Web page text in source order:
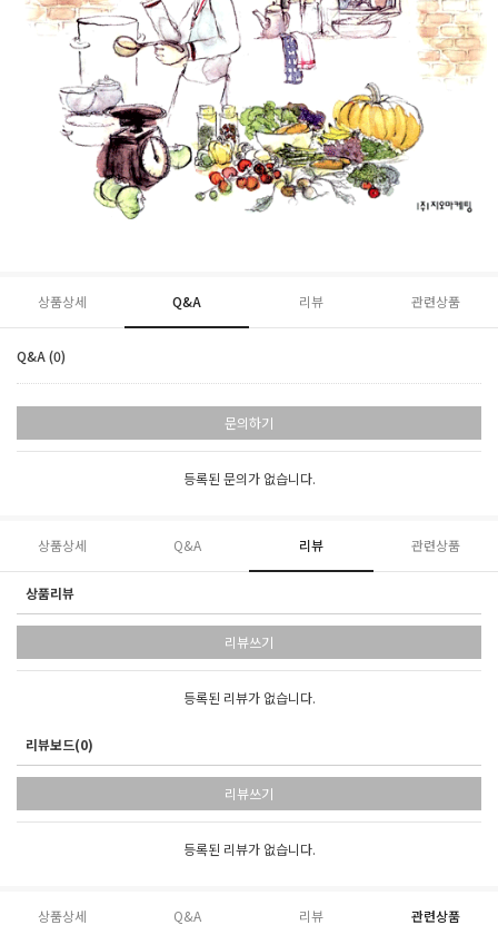
상품상세 Q&A 리뷰 관련상품
Q&A (0)
문의하기
등록된 문의가 없습니다.
상품상세 Q&A 리뷰 관련상품
상품리뷰
리뷰쓰기
등록된 리뷰가 없습니다.
리뷰보드(0)
리뷰쓰기
등록된 리뷰가 없습니다.
상품상세 Q&A 리뷰 관련상품